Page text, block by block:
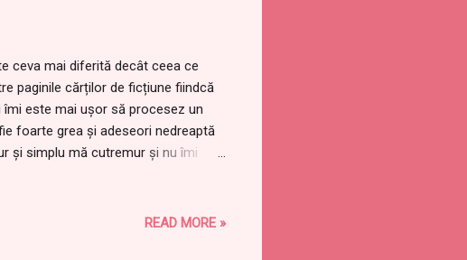
ceva mai diferită decât ceea ce
paginile cărților de ficțiune fiindcă
este mai ușor să procesez un
foarte grea și adeseori nedreaptă
și simplu mă cutremur și nu îmi
tinerei Farida. Citind această
unde ISIS ...
READ MORE »